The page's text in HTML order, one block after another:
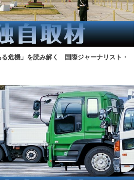
る危機」を読み解く 国際ジャーナリスト・